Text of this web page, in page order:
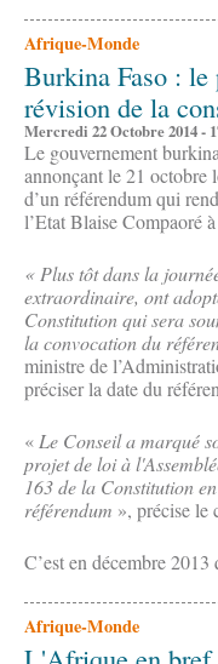
Afrique-Monde
Burkina Faso :
révision de la
Mercredi 22 Octobre 2014 -
Le gouvernement
annonçant le 21 octobre
d’un référendum qui
l’Etat Blaise Compaoré
« Plus tôt dans la
extraordinaire, ont
Constitution qui sera
la convocation du
ministre de
préciser la date du
« Le Conseil a marqué
projet de loi à
163 de la Constitution
référendum », précise le
C’est en décembre 2013
Afrique-Monde